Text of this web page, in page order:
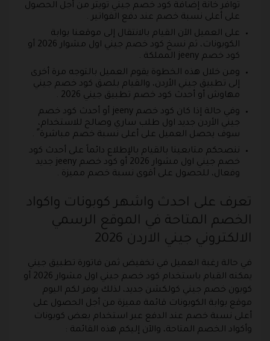
توافر خانة إضافة كود خصم جيني تويتر من أجل الحصول
على أعلى نسبة خصم عند دفع الفواتير .
على العميل الآن القيام بالانتقال إلى موقعنا بوابة
الكوبونات، ثم نسخ كود خصم جيني اول مشوار 2026 أو
كود خصم jeeny المملكة .
ومن خلال هذه الخطوة يقوم العميل بالتوجه مرة أخرى
إلى تطبيق جيني الأردن، والقيام بلصق كود خصم جيني
مهاوش أو أحدث كود خصم تطبيق جيني 2026 .
وفي حالة إذا كان كود خصم jeeny أو أحدث كود خصم
جيني الأردن جديد اول طلب ساري وصالح للاستخدام،
سوف يحصل العميل على أعلى نسبة خصم مباشرة ً .
ننصحكم متابعينا بالقيام بالإطلاع دائماً على أحدث كود
خصم جيني اول مشوار 2026 أو كود خصم jeeny جديد
وفعال، للحصول على أقوى نسبة خصم مميزة .
تعرف على احدث واشهر كوبونات واكواد
الخصم المتاحة في الموقع الرسمي
الالكتروني جيني الاردن 2026
في حالة رغبة العميل في تخفيض ثمن فاتورة تطبيق جيني
يمكنه القيام باستخدام كود خصم جيني اول مشوار 2026 أو
كوبون خصم جيني كولكشن جديد، لذلك يوفر لكم اليوم
موقع بوابة الكوبونات قائمة مميزة من أجل الحصول على
أعلى نسبة خصم عند الدفع عبر استخدام بعض كوبونات
وأكواد الخصم المتاحة، والآن إليكم هذه القائمة :